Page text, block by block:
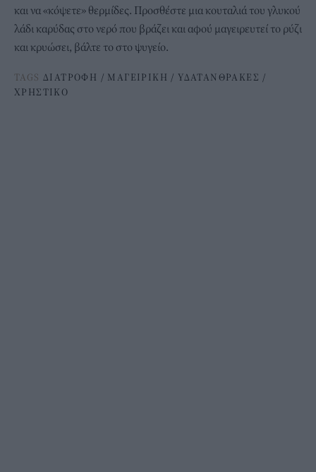
και να «κόψετε» θερμίδες. Προσθέστε μια κουταλιά του γλυκού
λάδι καρύδας στο νερό που βράζει και αφού μαγειρευτεί το ρύζι
και κρυώσει, βάλτε το στο ψυγείο.
TAGS ΔΙΑΤΡΟΦΗ / ΜΑΓΕΙΡΙΚΗ / ΥΔΑΤΑΝΘΡΑΚΕΣ /
ΧΡΗΣΤΙΚΟ